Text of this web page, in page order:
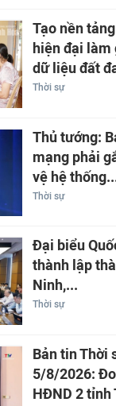
Tạo nền
hiện đại làm
dữ liệu đất
Thời sự
Thủ tướng:
mạng phải
vệ hệ
Thời sự
Đại biểu
thành lập
Ninh,...
Thời sự
Bản tin Thời
5/8/2026:
HĐND 2 tỉnh